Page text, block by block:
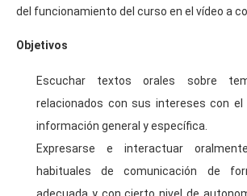
del funcionamiento del curso en el vídeo a
Objetivos
Escuchar textos orales sobre
relacionados con sus intereses con el
información general y específica.
Expresarse e interactuar
habituales de comunicación de